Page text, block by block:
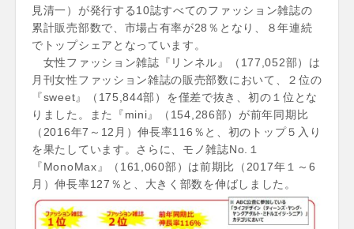
見清一）が発行する10誌すべてのファッション雑誌の
累計販売部数で、市場占有率が28％となり、８年連続
でトップシェアとなっています。
女性ファッション雑誌『リンネル』（177,052部）は
月刊女性ファッション雑誌の販売部数において、２位の
『sweet』（175,844部）を僅差で抜き、初の１位とな
りました。また『mini』（154,286部）が前年同期比
（2016年7～12月）伸長率116％と、初のトップ５入り
を果たしています。さらに、モノ雑誌No.１
『MonoMax』（161,060部）は前期比（2017年１～6
月）伸長率127％と、大きく部数を伸ばしました。